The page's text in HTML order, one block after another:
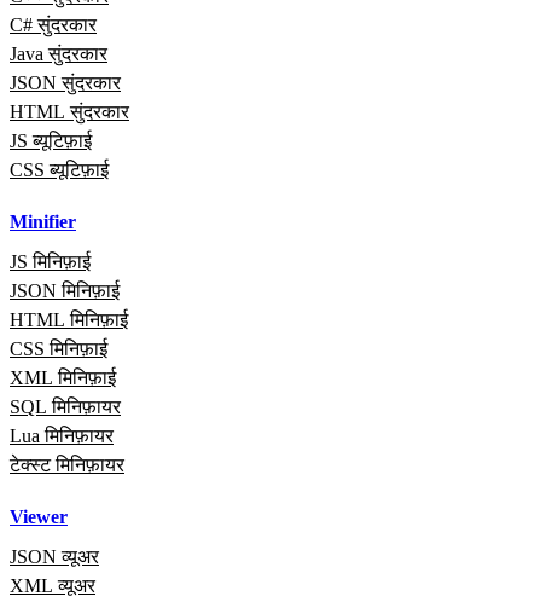
C# सुंदरकार
Java सुंदरकार
JSON सुंदरकार
HTML सुंदरकार
JS ब्यूटिफ़ाई
CSS ब्यूटिफ़ाई
Minifier
JS मिनिफ़ाई
JSON मिनिफ़ाई
HTML मिनिफ़ाई
CSS मिनिफ़ाई
XML मिनिफ़ाई
SQL मिनिफ़ायर
Lua मिनिफ़ायर
टेक्स्ट मिनिफ़ायर
Viewer
JSON व्यूअर
XML व्यूअर